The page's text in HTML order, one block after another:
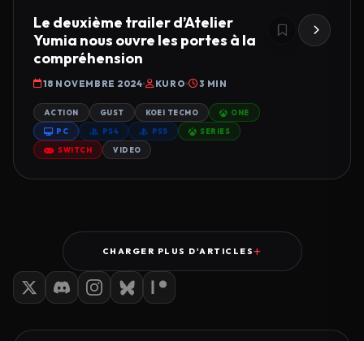
Le deuxième trailer d’Atelier
Yumia nous ouvre les portes à la
compréhension
18 NOVEMBRE 2024 KURO 3 MIN
ACTION GUST KOEI TECMO ONE
PC PS4 PS5 SERIES
SWITCH VIDEO
CHARGER PLUS D'ARTICLES